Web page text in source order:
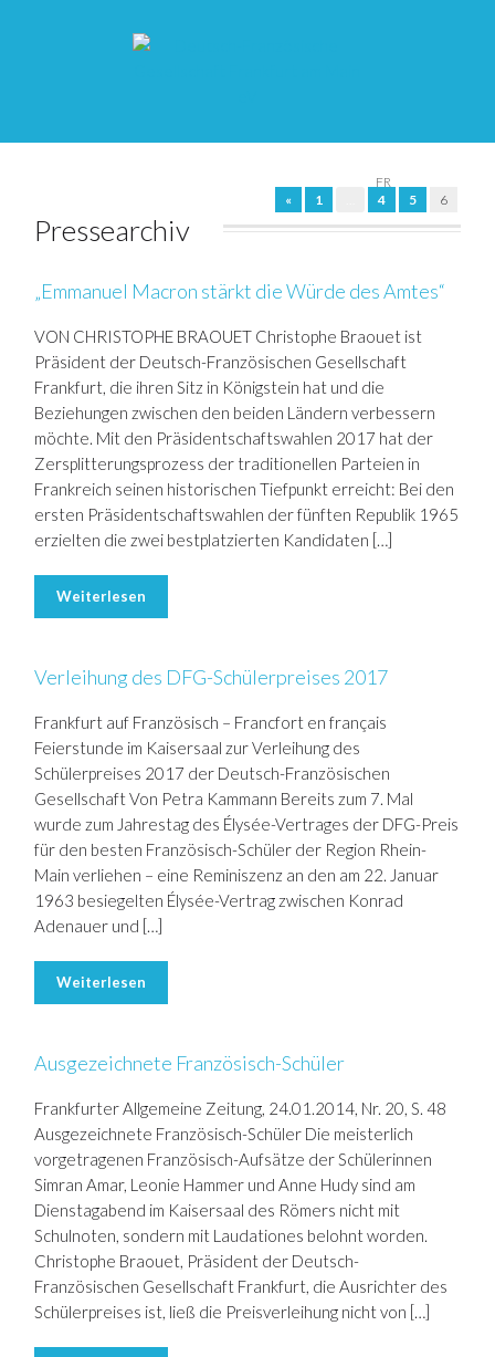
FR
«
1 4 5 6
Pressearchiv
„Emmanuel Macron stärkt die Würde des Amtes“
VON CHRISTOPHE BRAOUET Christophe Braouet ist
Präsident der Deutsch-Französischen Gesellschaft
Frankfurt, die ihren Sitz in Königstein hat und die
Beziehungen zwischen den beiden Ländern verbessern
möchte. Mit den Präsidentschaftswahlen 2017 hat der
Zersplitterungsprozess der traditionellen Parteien in
Frankreich seinen historischen Tiefpunkt erreicht: Bei den
ersten Präsidentschaftswahlen der fünften Republik 1965
erzielten die zwei bestplatzierten Kandidaten […]
Weiterlesen
Verleihung des DFG-Schülerpreises 2017
Frankfurt auf Französisch – Francfort en français
Feierstunde im Kaisersaal zur Verleihung des
Schülerpreises 2017 der Deutsch-Französischen
Gesellschaft Von Petra Kammann Bereits zum 7. Mal
wurde zum Jahrestag des Élysée-Vertrages der DFG-Preis
für den besten Französisch-Schüler der Region Rhein-
Main verliehen – eine Reminiszenz an den am 22. Januar
1963 besiegelten Élysée-Vertrag zwischen Konrad
Adenauer und […]
Weiterlesen
Ausgezeichnete Französisch-Schüler
Frankfurter Allgemeine Zeitung, 24.01.2014, Nr. 20, S. 48
Ausgezeichnete Französisch-Schüler Die meisterlich
vorgetragenen Französisch-Aufsätze der Schülerinnen
Simran Amar, Leonie Hammer und Anne Hudy sind am
Dienstagabend im Kaisersaal des Römers nicht mit
Schulnoten, sondern mit Laudationes belohnt worden.
Christophe Braouet, Präsident der Deutsch-
Französischen Gesellschaft Frankfurt, die Ausrichter des
Schülerpreises ist, ließ die Preisverleihung nicht von […]